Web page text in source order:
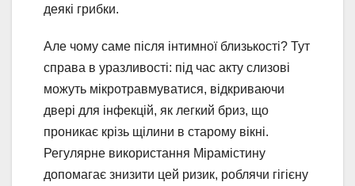
деякі грибки.
Але чому саме після інтимної близькості? Тут
справа в уразливості: під час акту слизові
можуть мікротравмуватися, відкриваючи
двері для інфекцій, як легкий бриз, що
проникає крізь щілини в старому вікні.
Регулярне використання Мірамістину
допомагає знизити цей ризик, роблячи гігієну